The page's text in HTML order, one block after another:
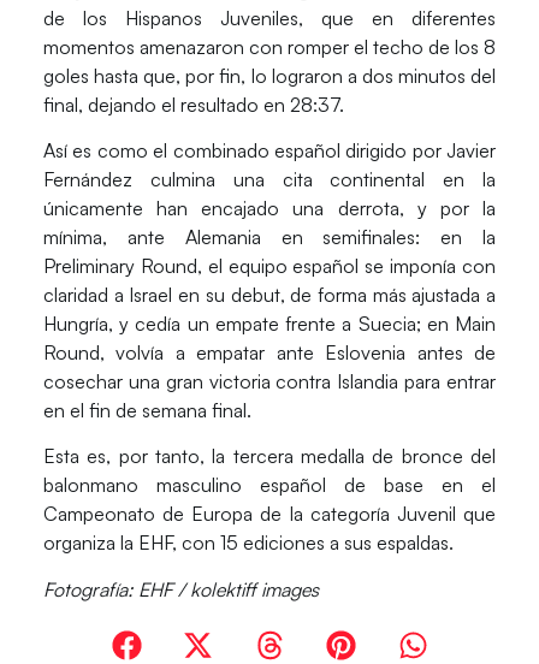
de los Hispanos Juveniles, que en diferentes
momentos amenazaron con romper el techo de los 8
goles hasta que, por fin, lo lograron a dos minutos del
final, dejando el resultado en 28:37.
Así es como el combinado español dirigido por Javier
Fernández culmina una cita continental en la
únicamente han encajado una derrota, y por la
mínima, ante Alemania en semifinales: en la
Preliminary Round, el equipo español se imponía con
claridad a Israel en su debut, de forma más ajustada a
Hungría, y cedía un empate frente a Suecia; en Main
Round, volvía a empatar ante Eslovenia antes de
cosechar una gran victoria contra Islandia para entrar
en el fin de semana final.
Esta es, por tanto, la tercera medalla de bronce del
balonmano masculino español de base en el
Campeonato de Europa de la categoría Juvenilque
organiza la EHF, con 15 ediciones a sus espaldas.
Fotografía: EHF / kolektiff images